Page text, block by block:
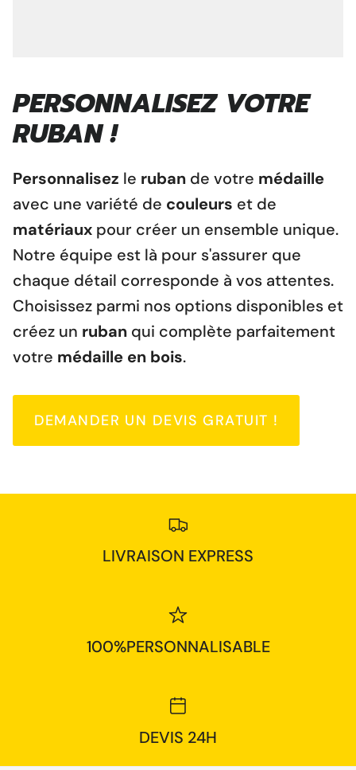
PERSONNALISEZ VOTRE
RUBAN !
Personnalisez le ruban de votre médaille
avec une variété de couleurs et de
matériaux pour créer un ensemble unique.
Notre équipe est là pour s'assurer que
chaque détail corresponde à vos attentes.
Choisissez parmi nos options disponibles et
créez un ruban qui complète parfaitement
votre médaille en bois.
DEMANDER UN DEVIS GRATUIT !
LIVRAISON EXPRESS
100%PERSONNALISABLE
DEVIS 24H